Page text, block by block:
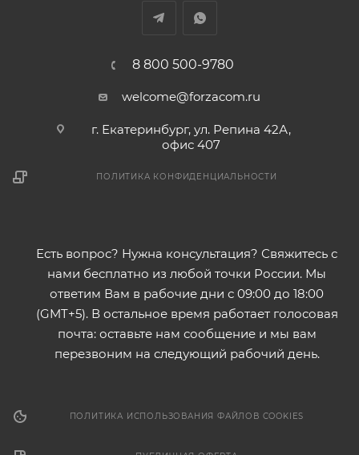
8 800 500-9780
welcome@forzacom.ru
г. Екатеринбург, ул. Репина 42А,
офис 407
ПОЛИТИКА КОНФИДЕНЦИАЛЬНОСТИ
Есть вопрос? Нужна консультация? Свяжитесь с
нами бесплатно из любой точки России. Мы
ответим Вам в рабочие дни с 09:00 до 18:00
(GMT+5). В остальное время работает голосовая
почта: оставьте нам сообщение и мы вам
перезвоним на следующий рабочий день.
ПОЛИТИКА ИСПОЛЬЗОВАНИЯ ФАЙЛОВ COOKIES